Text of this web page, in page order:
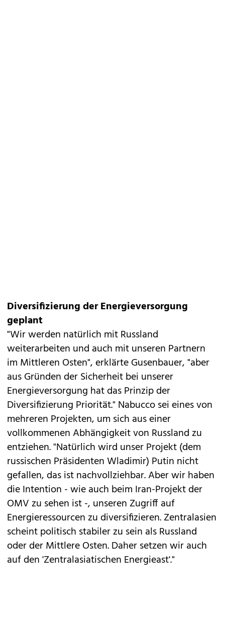
Diversifizierung der Energieversorgung
geplant
"Wir werden natürlich mit Russland
weiterarbeiten und auch mit unseren Partnern
im Mittleren Osten", erklärte Gusenbauer, "aber
aus Gründen der Sicherheit bei unserer
Energieversorgung hat das Prinzip der
Diversifizierung Priorität." Nabucco sei eines von
mehreren Projekten, um sich aus einer
vollkommenen Abhängigkeit von Russland zu
entziehen. "Natürlich wird unser Projekt (dem
russischen Präsidenten Wladimir) Putin nicht
gefallen, das ist nachvollziehbar. Aber wir haben
die Intention - wie auch beim Iran-Projekt der
OMV zu sehen ist -, unseren Zugriff auf
Energieressourcen zu diversifizieren. Zentralasien
scheint politisch stabiler zu sein als Russland
oder der Mittlere Osten. Daher setzen wir auch
auf den 'Zentralasiatischen Energieast'."